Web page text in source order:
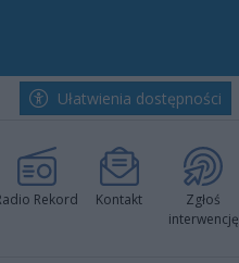
Ułatwienia dostępności
Rekord Kontakt
Zgłoś
interwencję